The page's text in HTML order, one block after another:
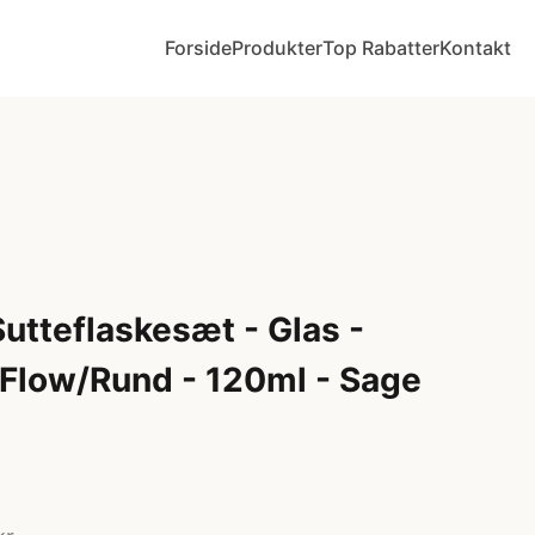
ForsideProdukterTop RabatterKontakt
- Glas -
Rund - 120ml - Sage